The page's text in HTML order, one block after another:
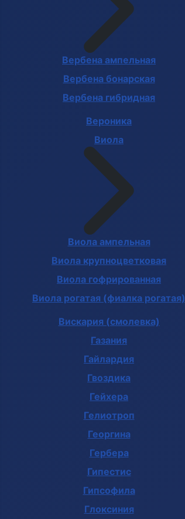
Вербена ампельная
Вербена бонарская
Вербена гибридная
Вероника
Виола
Виола ампельная
Виола крупноцветковая
Виола гофрированная
Виола рогатая (фиалка рогатая)
Вискария (смолевка)
Газания
Гайлардия
Гвоздика
Гейхера
Гелиотроп
Георгина
Гербера
Гипестис
Гипсофила
Глоксиния